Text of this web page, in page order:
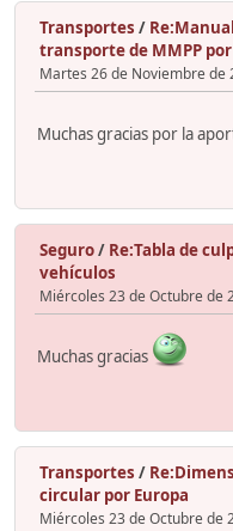
Transportes /
transporte de MMPP
Martes 26 de Noviembre de
Muchas gracias por la
Seguro/ Re:Tabla de
vehículos
Miércoles 23 de Octubre de
Muchas gracias
Transportes /
circular por Europa
Miércoles 23 de Octubre de